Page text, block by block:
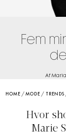
Fem
Af
HOME /MODE / TRENDS
Hvor
Marie